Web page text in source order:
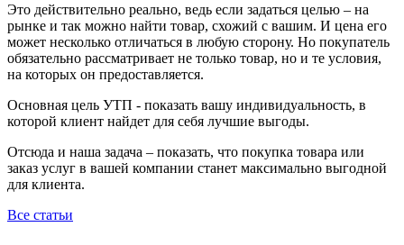
Это действительно реально, ведь если задаться целью – на
рынке и так можно найти товар, схожий с вашим. И цена его
может несколько отличаться в любую сторону. Но покупатель
обязательно рассматривает не только товар, но и те условия,
на которых он предоставляется.
Основная цель УТП - показать вашу индивидуальность, в
которой клиент найдет для себя лучшие выгоды.
Отсюда и наша задача – показать, что покупка товара или
заказ услуг в вашей компании станет максимально выгодной
для клиента.
Все статьи